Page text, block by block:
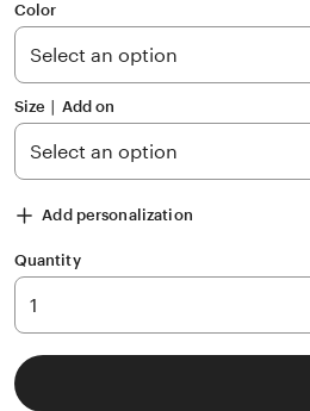
5
stars
Color
Size ∣ Add on
Add personalization
Quantity